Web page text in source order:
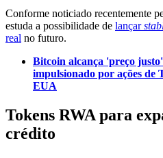
Conforme noticiado recentemente
estuda a possibilidade de lançar
real no futuro.
Bitcoin alcança 'preço
impulsionado por ações de
EUA
Tokens RWA para
crédito